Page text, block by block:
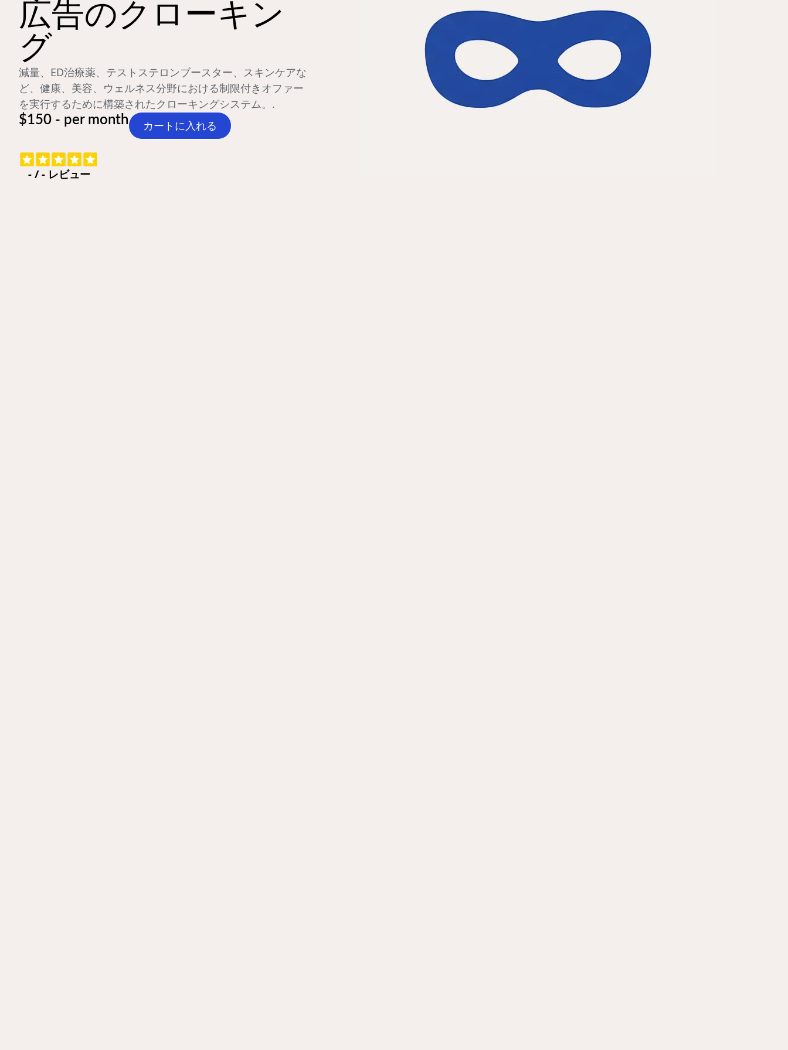
広告のクローキン
グ
減量、ED治療薬、テストステロンブースター、スキンケアな
ど、健康、美容、ウェルネス分野における制限付きオファー
を実行するために構築されたクローキングシステム。.
$150 - per month
カートに入れる
-/-レビュー